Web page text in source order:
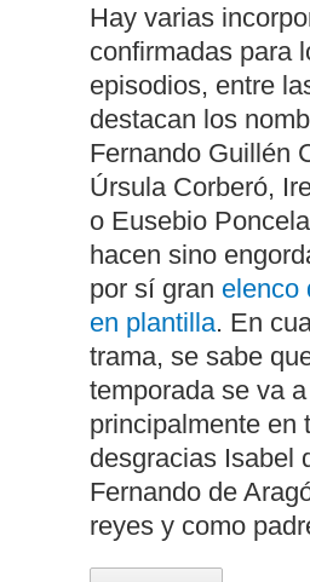
Hay varias
confirmadas para
episodios, entre
destacan los
Fernando Guillén
Úrsula Corberó,
o Eusebio
hacen sino
por sí gran elenco
en plantilla. En
trama, se sabe
temporada se va
principalmente en
desgracias Isabel
Fernando de
reyes y como